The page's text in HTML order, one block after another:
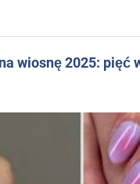
wiosnę 2025: pięć